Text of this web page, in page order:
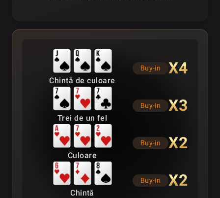
Chintă de culoare
Buy-in X4
Trei de un fel
Buy-in X3
Culoare
Buy-in X2
Chintă
Buy-in X2